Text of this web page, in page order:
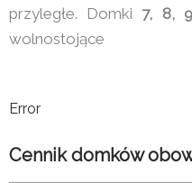
przyległe. Domki 7, 8,
wolnostojące
Error
Cennik domków